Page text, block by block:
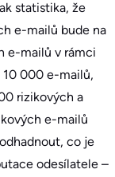
statistika, že
e-mailů bude na
e-mailů v rámci
10 000 e-mailů,
rizikových a
e-mailů
co je
odesílatele –